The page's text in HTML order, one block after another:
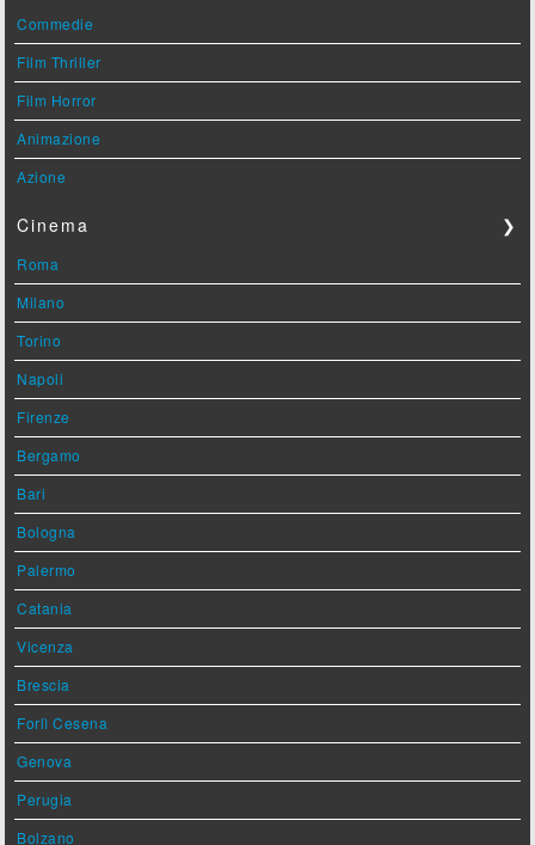
Commedie
Film Thriller
Film Horror
Animazione
Azione
Cinema ❯
Roma
Milano
Torino
Napoli
Firenze
Bergamo
Bari
Bologna
Palermo
Catania
Vicenza
Brescia
Forlì Cesena
Genova
Perugia
Bolzano